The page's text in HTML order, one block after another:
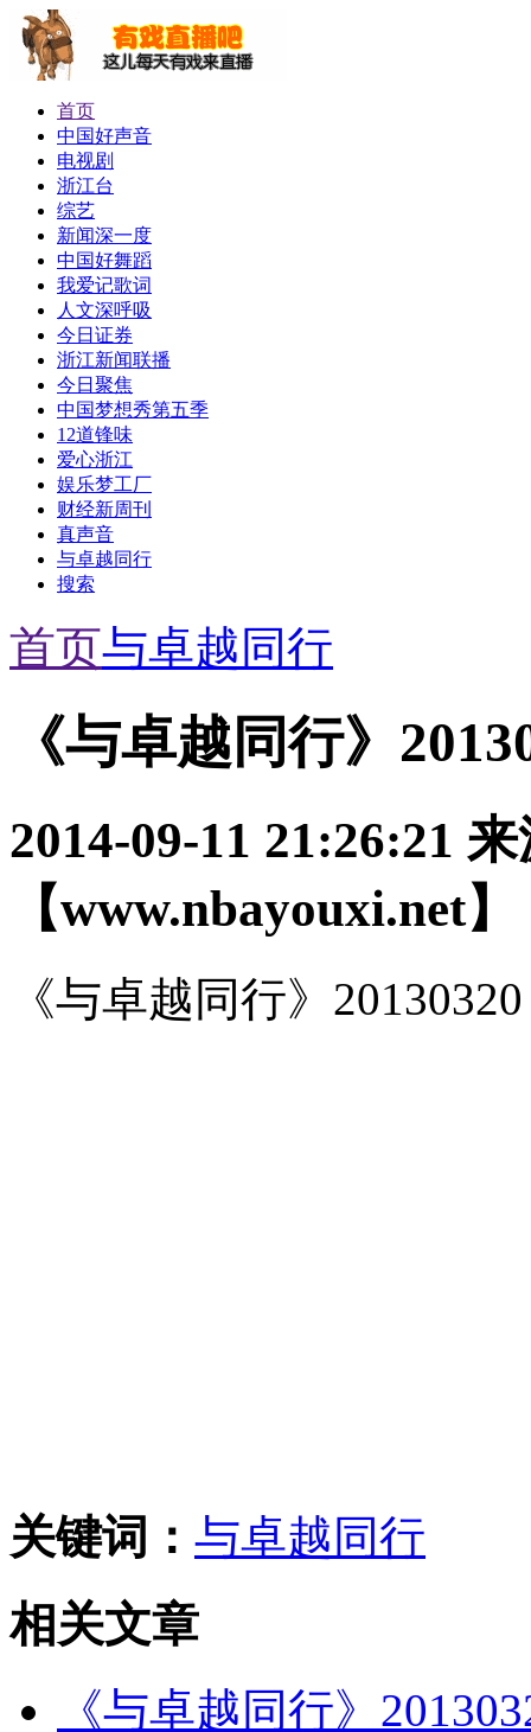
首页
中国好声音
电视剧
浙江台
综艺
新闻深一度
中国好舞蹈
我爱记歌词
人文深呼吸
今日证券
浙江新闻联播
今日聚焦
中国梦想秀第五季
12道锋味
爱心浙江
娱乐梦工厂
财经新周刊
真声音
与卓越同行
搜索
首页与卓越同行
《与卓越同行》
2014-09-11 21:26:21 来
【www.nbayouxi.net】
《与卓越同行》
关键词： 与卓越同行
相关文章
《与卓越同行》